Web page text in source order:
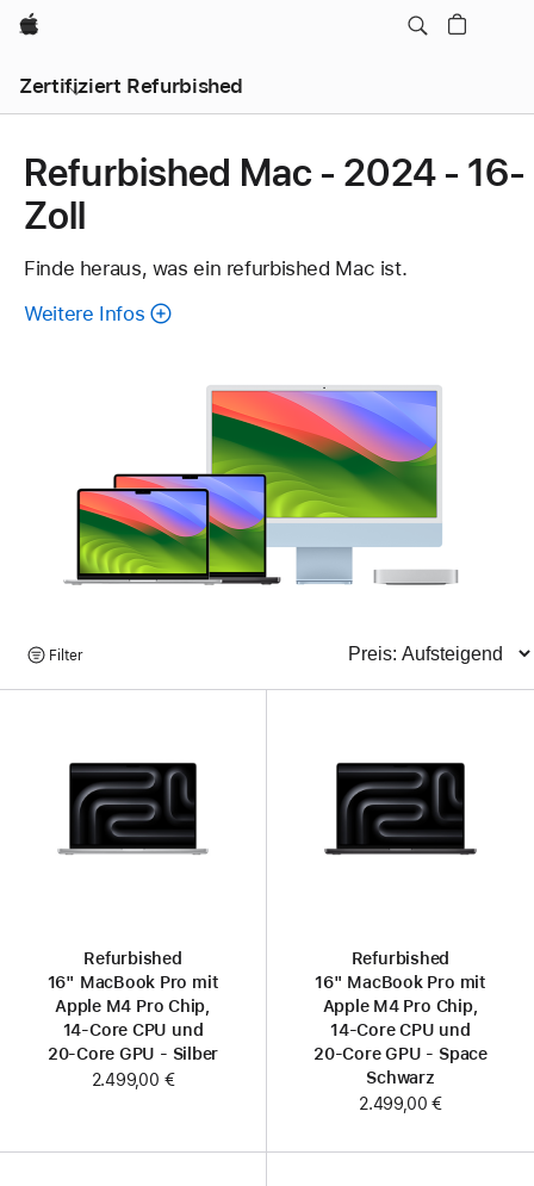
Apple
Zertifiziert Refurbished
Refurbished Mac - 2024 - 16-
Zoll
Finde heraus, was ein refurbished Mac ist.
Weitere Infos
Produkte
suchen
Filter
Refurbished
16" MacBook Pro mit
Apple M4 Pro Chip,
14‑Core CPU und
20‑Core GPU - Silber
2.499,00 €
Refurbished
16" MacBook Pro mit
Apple M4 Pro Chip,
14‑Core CPU und
20‑Core GPU - Space
Schwarz
2.499,00 €